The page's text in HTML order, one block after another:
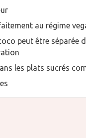
au régime
peut être séparée
les plats sucrés